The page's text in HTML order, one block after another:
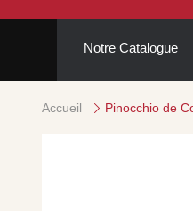
Notre Catalogue
Accueil Pinocchio de